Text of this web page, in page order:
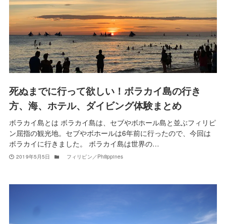
死ぬまでに行って欲しい！ボラカイ島の行き
方、海、ホテル、ダイビング体験まとめ
ボラカイ島とは ボラカイ島は、セブやボホール島と並ぶフィリピ
ン屈指の観光地。セブやボホールは6年前に行ったので、今回は
ボラカイに行きました。 ボラカイ島は世界の…
2019年5月5日 フィリピン／Philippines